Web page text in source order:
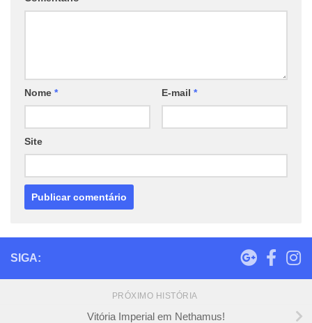
Nome * E-mail *
Site
SIGA:
PRÓXIMO HISTÓRIA
Vitória Imperial em Nethamus!